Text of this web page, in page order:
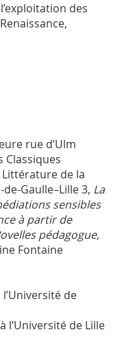
des
rue d’Ulm
de la
Gaulle–Lille 3, La
sensibles
à partir de
pédagogue,
Fontaine
de
de Lille